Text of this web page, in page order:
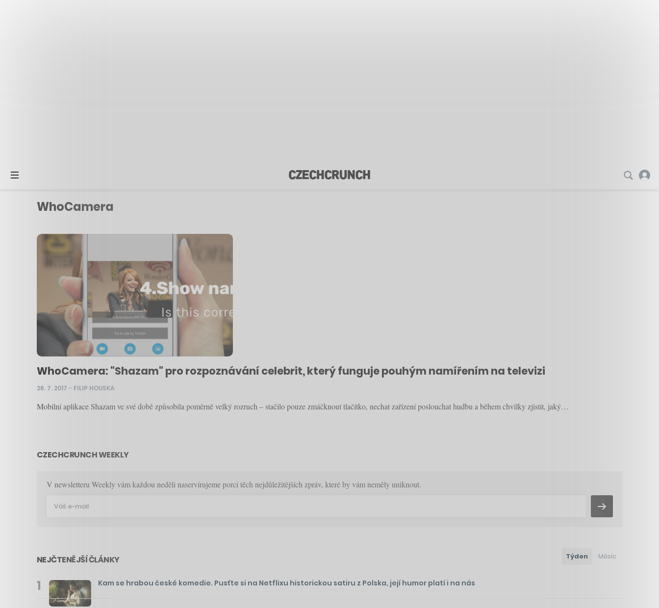
WhoCamera
WhoCamera: "Shazam" pro rozpoznávání celebrit, který funguje pouhým namířením na televizi
26. 7. 2017 – FILIP HOUSKA
Mobilní aplikace Shazam ve své době způsobila poměrně velký rozruch – stačilo pouze zmáčknout tlačítko, nechat zařízení poslouchat hudbu a během chvilky zjistit, jaký…
CZECHCRUNCH WEEKLY
V newsletteru Weekly vám každou neděli naservírujeme porci těch nejdůležitějších zpráv, které by vám neměly uniknout.
NEJČTENĚJŠÍ ČLÁNKY Týden Měsíc
1 Kam se hrabou české komedie. Pusťte si na Netflixu historickou satiru z Polska, její humor platí i na nás